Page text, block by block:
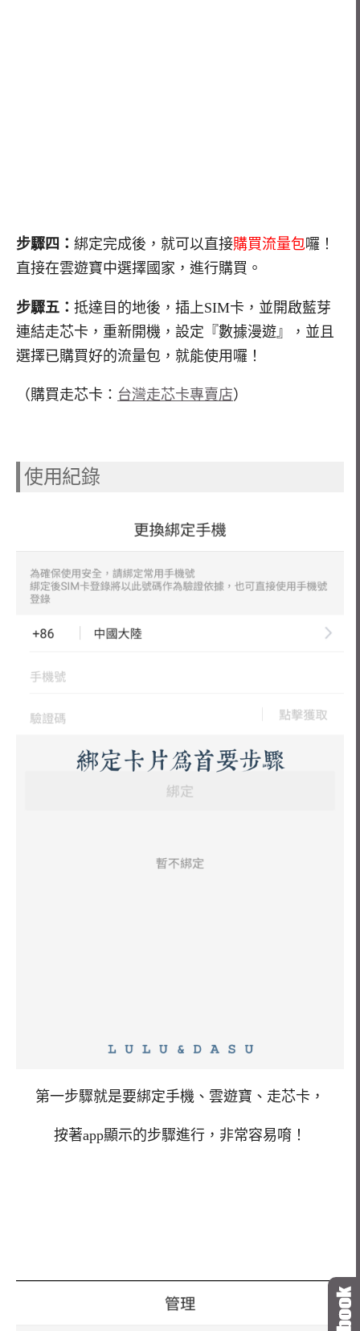
步驟四： 綁定完成後，就可以直接購買流量包囉！
直接在雲遊寶中選擇國家，進行購買。
步驟五： 抵達目的地後，插上SIM卡，並開啟藍芽
連結走芯卡，重新開機，設定『數據漫遊』，並且
選擇已購買好的流量包，就能使用囉！
（購買走芯卡： 台灣走芯卡專賣店）
使用紀錄
第一步驟就是要綁定手機、雲遊寶、走芯卡，
按著app顯示的步驟進行，非常容易唷！